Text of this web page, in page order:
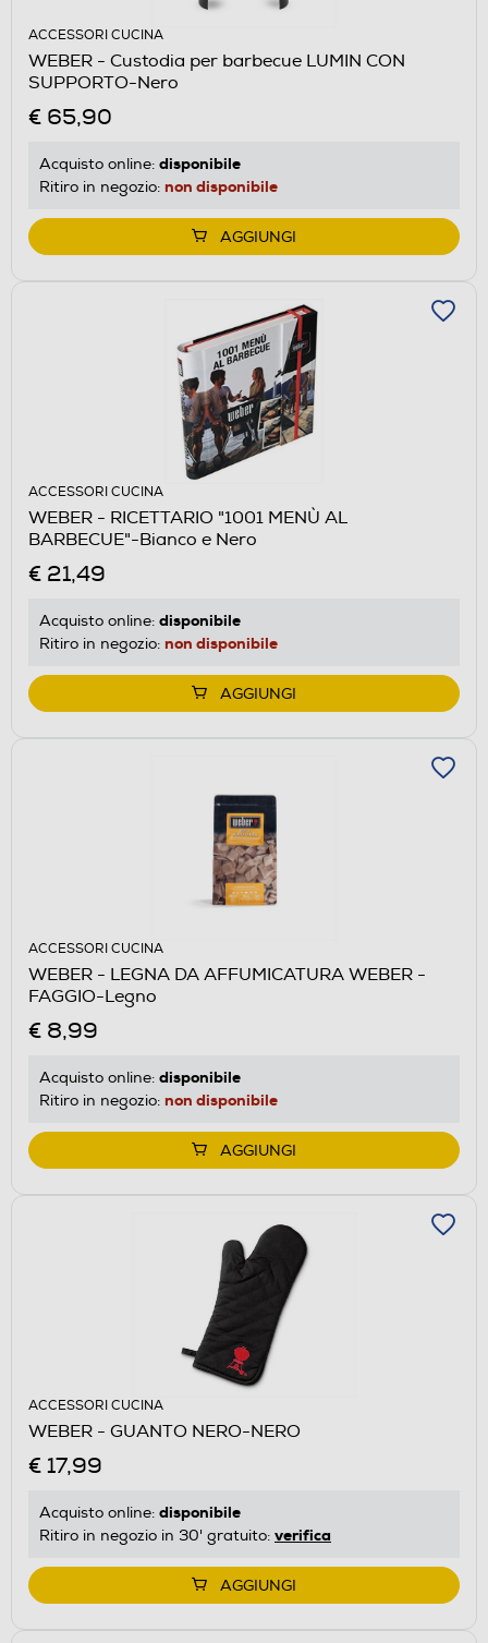
ACCESSORI CUCINA
WEBER - Custodia per barbecue LUMIN CON
SUPPORTO-Nero
€ 65,90
Acquisto online: disponibile
Ritiro in negozio: non disponibile
AGGIUNGI
ACCESSORI CUCINA
WEBER - RICETTARIO "1001 MENÙ AL
BARBECUE"-Bianco e Nero
€ 21,49
Acquisto online: disponibile
Ritiro in negozio: non disponibile
AGGIUNGI
ACCESSORI CUCINA
WEBER - LEGNA DA AFFUMICATURA WEBER -
FAGGIO-Legno
€ 8,99
Acquisto online: disponibile
Ritiro in negozio: non disponibile
AGGIUNGI
ACCESSORI CUCINA
WEBER - GUANTO NERO-NERO
€ 17,99
Acquisto online: disponibile
Ritiro in negozio in 30' gratuito: verifica
AGGIUNGI